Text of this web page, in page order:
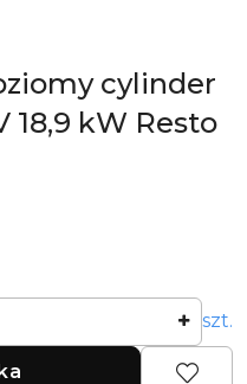
cylinder
18,9 kW Resto
szt.